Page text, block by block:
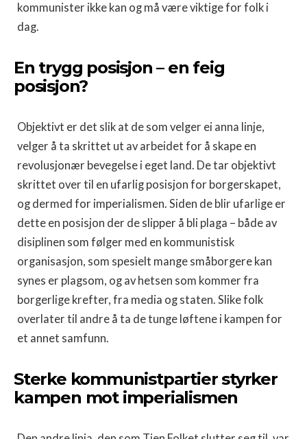
kommunister ikke kan og må være viktige for folk i
dag.
En trygg posisjon – en feig
posisjon?
Objektivt er det slik at de som velger ei anna linje,
velger å ta skrittet ut av arbeidet for å skape en
revolusjonær bevegelse i eget land. De tar objektivt
skrittet over til en ufarlig posisjon for borgerskapet,
og dermed for imperialismen. Siden de blir ufarlige er
dette en posisjon der de slipper å bli plaga – både av
disiplinen som følger med en kommunistisk
organisasjon, som spesielt mange småborgere kan
synes er plagsom, og av hetsen som kommer fra
borgerlige krefter, fra media og staten. Slike folk
overlater til andre å ta de tunge løftene i kampen for
et annet samfunn.
Sterke kommunistpartier styrker
kampen mot imperialismen